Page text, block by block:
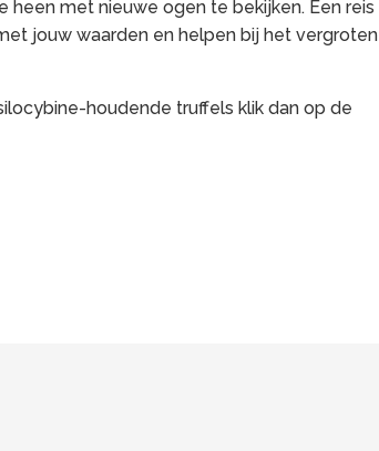
met nieuwe ogen te bekijken. Een reis
jouw waarden en helpen bij het vergroten
houdende truffels klik dan op de